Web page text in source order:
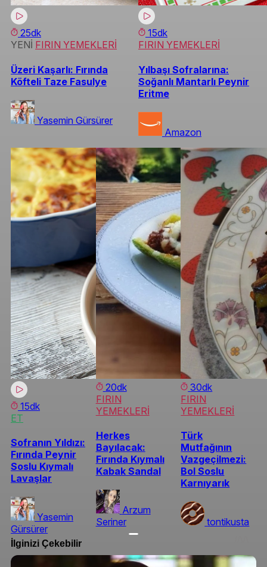
25dk
YENİ FIRIN YEMEKLERİ
Üzeri Kaşarlı: Fırında
Köfteli Taze Fasulye
Yasemin Gürsürer
15dk
FIRIN YEMEKLERİ
Yılbaşı Sofralarına:
Soğanlı Mantarlı Peynir
Eritme
Amazon
15dk
ET
Sofranın Yıldızı:
Fırında Peynir
Soslu Kıymalı
Lavaşlar
Yasemin
Gürsürer
20dk
FIRIN
YEMEKLERİ
Herkes
Bayılacak:
Fırında Kıymalı
Kabak Sandal
Arzum
Seriner
30dk
FIRIN
YEMEKLERİ
Türk
Mutfağının
Vazgeçilmezi:
Bol Soslu
Karnıyarık
tontikusta